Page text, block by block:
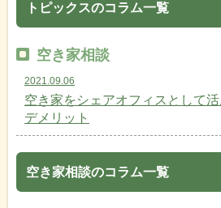
トピックスのコラム一覧
空き家相談
2021.09.06
空き家をシェアオフィスとして
デメリット
空き家相談のコラム一覧